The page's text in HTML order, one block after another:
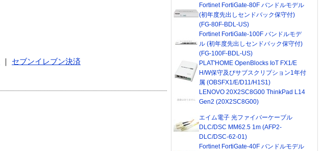
セブンイレブン決済
Fortinet FortiGate-80F バンドルモデル
(初年度先出しセンドバック保守付)
(FG-80F-BDL-US)
Fortinet FortiGate-100F バンドルモデ
ル (初年度先出しセンドバック保守付)
(FG-100F-BDL-US)
PLAT'HOME OpenBlocks IoT FX1/E
H/W保守及びサブスクリプション1年付
属 (OBSFX1/E/D11/H1S1)
LENOVO 20X2SC8G00 ThinkPad L14
Gen2 (20X2SC8G00)
エイム電子 光ファイバーケーブル
DLC/DSC MM62.5 1m (AFP2-
DLC/DSC-62-01)
Fortinet FortiGate-40F バンドルモデル